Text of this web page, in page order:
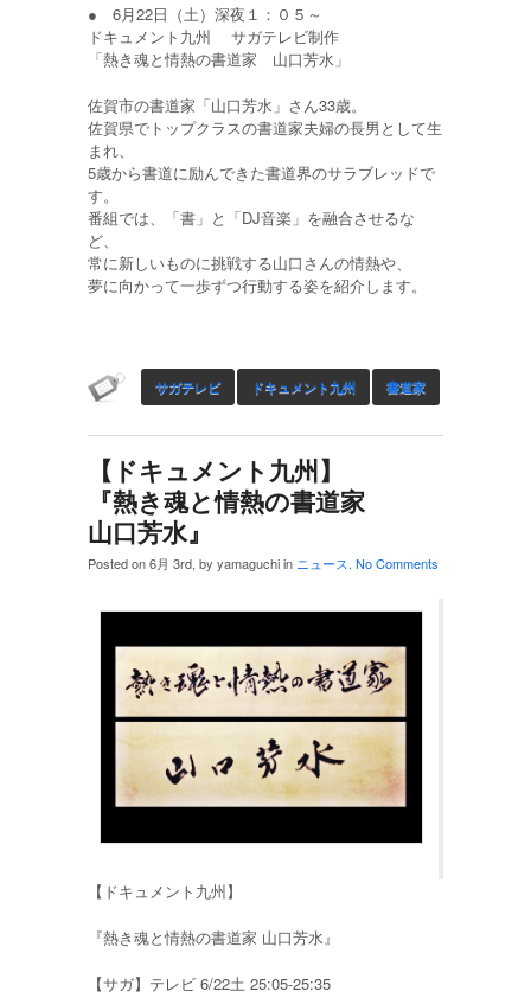
● 6月22日（土）深夜１：０５～
ドキュメント九州 サガテレビ制作
「熱き魂と情熱の書道家 山口芳水」
佐賀市の書道家「山口芳水」さん33歳。
佐賀県でトップクラスの書道家夫婦の長男として生
まれ、
5歳から書道に励んできた書道界のサラブレッドで
す。
番組では、「書」と「DJ音楽」を融合させるな
ど、
常に新しいものに挑戦する山口さんの情熱や、
夢に向かって一歩ずつ行動する姿を紹介します。
サガテレビ ドキュメント九州 書道家
【ドキュメント九州】
『熱き魂と情熱の書道家
山口芳水』
Posted on 6月 3rd, by yamaguchi in ニュース. No Comments
【ドキュメント九州】
『熱き魂と情熱の書道家 山口芳水』
【サガ】テレビ 6/22土 25:05-25:35